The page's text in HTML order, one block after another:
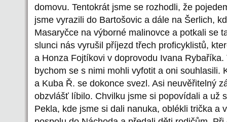
domovu. Tentokrát jsme se rozhodli, že
jsme vyrazili do Bartošovic a dále na Šerlich,
Masaryčce na výborné malinovce a potkali se
slunci nás vyrušil příjezd třech proficyklistů,
a Honza Fojtíkovi v doprovodu Ivana
bychom se s nimi mohli vyfotit a oni souhlasili.
a Kuba Ř. se dokonce svezl. Asi neuvěřitelný
obzvlášť líbilo. Chvilku jsme si popovídali a už
Pekla, kde jsme si dali nanuka, oblékli trička a